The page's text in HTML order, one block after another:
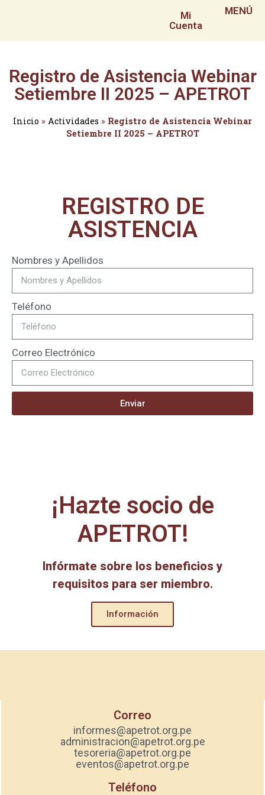
Mi
Cuenta
MENÚ
Registro de Asistencia Webinar
Setiembre II 2025 – APETROT
Inicio » Actividades » Registro de Asistencia Webinar
Setiembre II 2025 – APETROT
REGISTRO DE
ASISTENCIA
Nombres y Apellidos
Teléfono
Correo Electrónico
Enviar
¡Hazte socio de
APETROT!
Infórmate sobre los beneficios y
requisitos para ser miembro.
Información
Correo
informes@apetrot.org.pe
administracion@apetrot.org.pe
tesoreria@apetrot.org.pe
eventos@apetrot.org.pe
Teléfono